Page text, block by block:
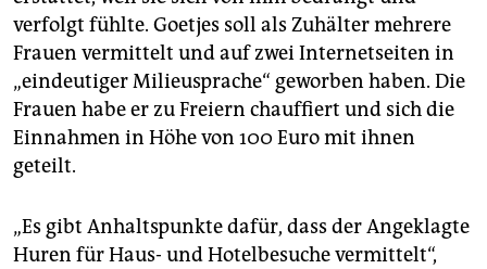
verfolgt fühlte. Goetjes soll als Zuhälter mehrere
Frauen vermittelt und auf zwei Internetseiten in
„eindeutiger Milieusprache“ geworben haben. Die
Frauen habe er zu Freiern chauffiert und sich die
Einnahmen in Höhe von 100 Euro mit ihnen
geteilt.
„Es gibt Anhaltspunkte dafür, dass der Angeklagte
Huren für Haus- und Hotelbesuche vermittelt“,